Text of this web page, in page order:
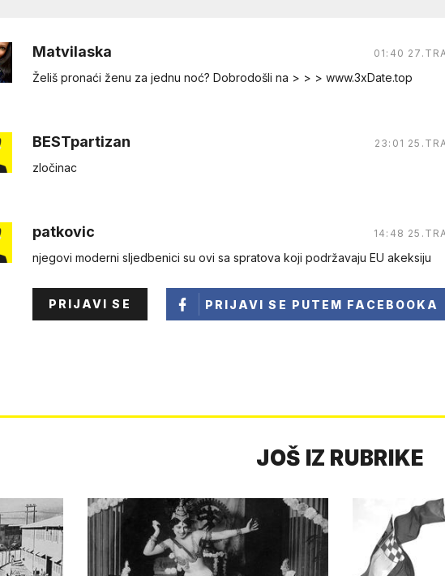
Matvilaska 01:40
Želiš pronaći ženu za jednu noć? Dobrodošli na > > > www.3xDate.top
BESTpartizan 23:01
zločinac
patkovic 14:48
njegovi moderni sljedbenici su ovi sa spratova koji podržavaju EU akeksiju
PRIJAVI SE PRIJAVI SE PUTEM FACEBOOKA
JOŠ IZ RUBRIKE